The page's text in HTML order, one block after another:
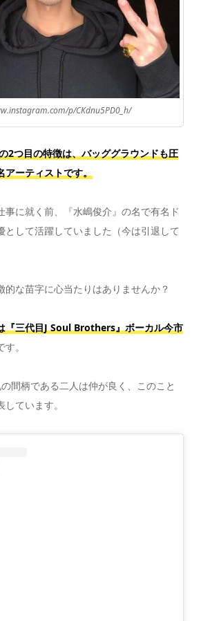
p/CKdnu5PD0_h/
2つ目の特徴は、バッググラウンドも圧
ーティストです。
事に就く前、『水嶋俊介』の名で有名ド
として活躍していました（今は引退して
的な苗字に心当たりはありませんか？
『三代目J Soul Brothers』ボーカル今市
。
間柄である二人は仲が良く、このこと
ています。